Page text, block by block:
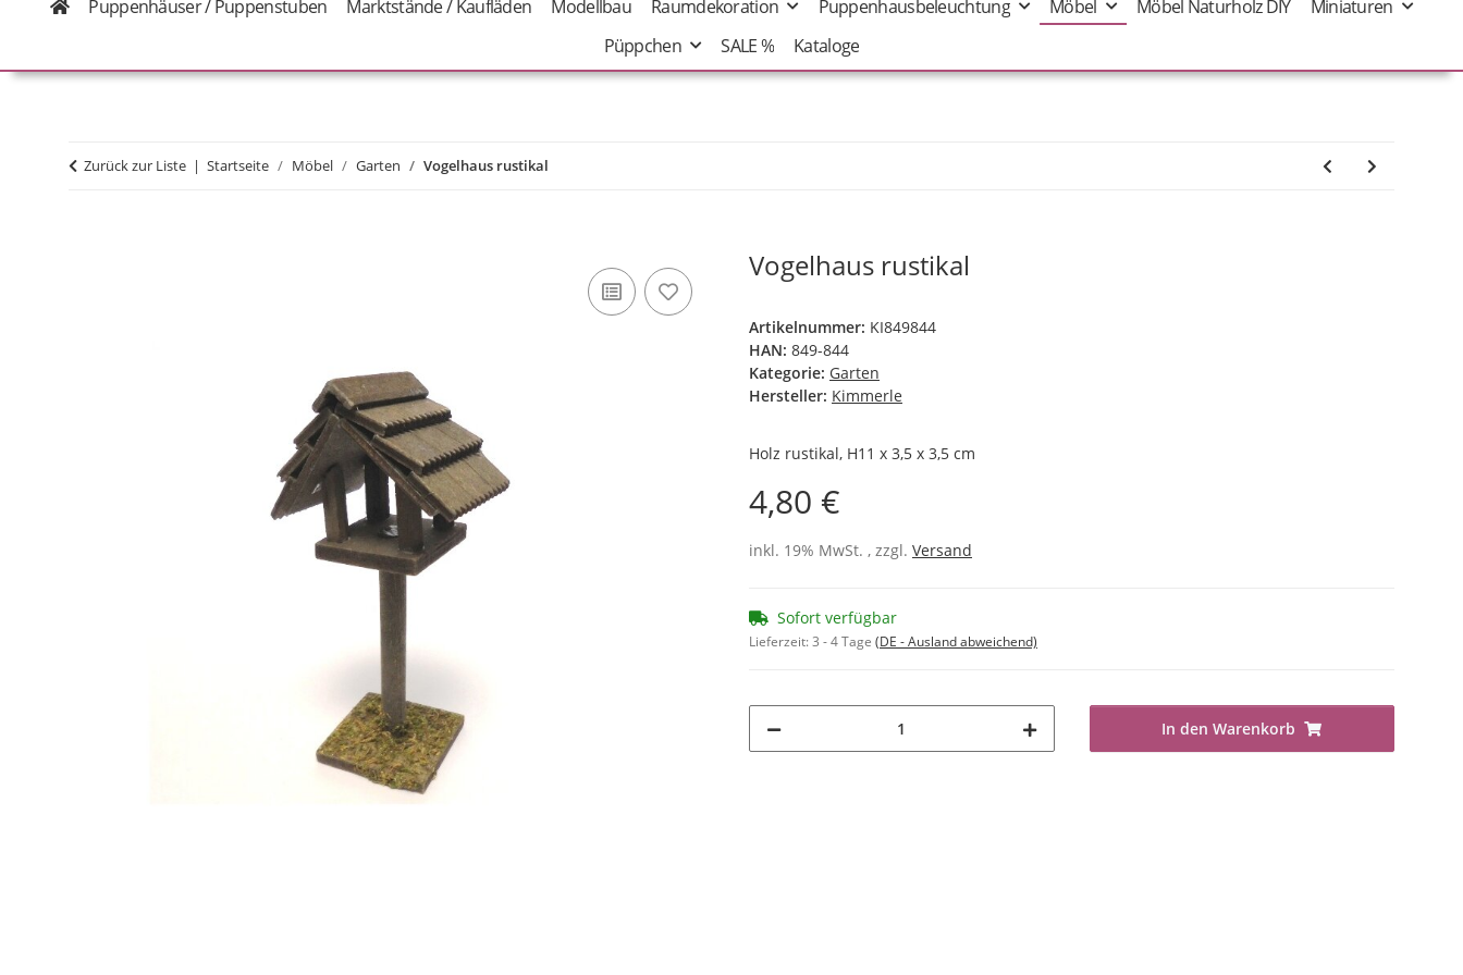
Puppenhäuser / Puppenstuben Marktstände / Kaufläden Modellbau Raumdekoration Puppenhausbeleuchtung Möbel Möbel Naturholz DIY
Miniaturen
Püppchen
SALE % Kataloge
Zurück zur Liste Startseite Möbel Garten Vogelhaus rustikal
Vogelhaus rustikal
Artikelnummer: KI849844
HAN: 849-844
Kategorie: Garten
Hersteller: Kimmerle
Holz rustikal, H11 x 3,5 x 3,5 cm
4,80 €
inkl. 19% MwSt. , zzgl. Versand
Sofort verfügbar
Lieferzeit:3 - 4 Tage (DE - Ausland abweichend)
In den Warenkorb